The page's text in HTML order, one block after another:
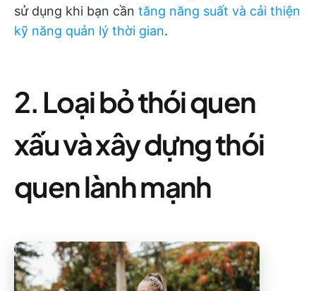
sử dụng khi bạn cần tăng năng suất và cải thiện
kỹ năng quản lý thời gian.
2. Loại bỏ thói quen
xấu và xây dựng thói
quen lành mạnh